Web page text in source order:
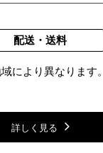
配送・送料
により異なります。
詳しく見る